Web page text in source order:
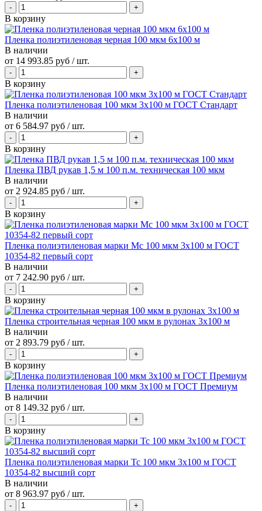
В корзину
Пленка полиэтиленовая черная 100 мкм 6х100 м
В наличии
от 14 993.85 руб / шт.
В корзину
Пленка полиэтиленовая 100 мкм 3х100 м ГОСТ Стандарт
В наличии
от 6 584.97 руб / шт.
В корзину
Пленка ПВД рукав 1,5 м 100 п.м. техническая 100 мкм
В наличии
от 2 924.85 руб / шт.
В корзину
Пленка полиэтиленовая марки Мс 100 мкм 3х100 м ГОСТ
10354-82 первый сорт
В наличии
от 7 242.90 руб / шт.
В корзину
Пленка строительная черная 100 мкм в рулонах 3х100 м
В наличии
от 2 893.79 руб / шт.
В корзину
Пленка полиэтиленовая 100 мкм 3х100 м ГОСТ Премиум
В наличии
от 8 149.32 руб / шт.
В корзину
Пленка полиэтиленовая марки Тс 100 мкм 3х100 м ГОСТ
10354-82 высший сорт
В наличии
от 8 963.97 руб / шт.